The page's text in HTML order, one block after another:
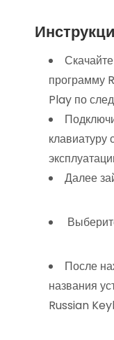
программу
Play по
клавиатуру
Далее
После
названия
Russian